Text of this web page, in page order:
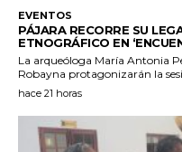
EVENTOS
PÁJARA RECORRE SU
ETNOGRÁFICO EN
La arqueóloga María Antonia
Robayna protagonizarán la
hace 21 horas